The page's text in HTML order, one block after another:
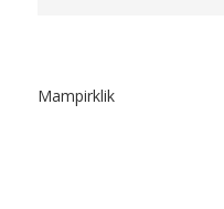
Mampirklik